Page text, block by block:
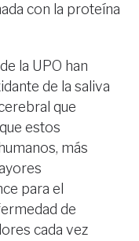
con la proteína
la UPO han
de la saliva
que
estos
más
para el
de
cada vez